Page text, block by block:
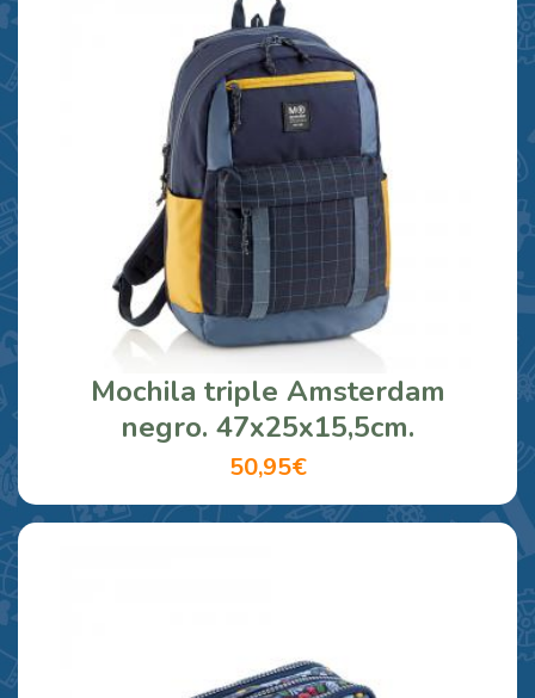
Mochila triple Amsterdam
negro. 47x25x15,5cm.
50,95€